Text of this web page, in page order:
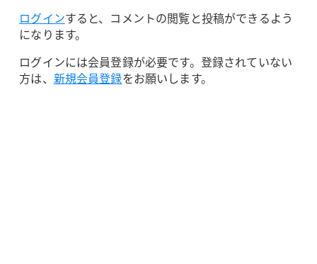
ログインすると、コメントの閲覧と投稿ができるよう
になります。
ログインには会員登録が必要です。登録されていない
方は、 新規会員登録をお願いします。